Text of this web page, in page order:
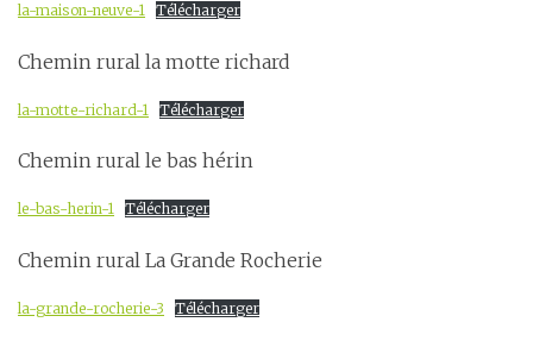
la-maison-neuve-1 Télécharger
Chemin rural la motte richard
la-motte-richard-1 Télécharger
Chemin rural le bas hérin
le-bas-herin-1 Télécharger
Chemin rural La Grande Rocherie
la-grande-rocherie-3 Télécharger